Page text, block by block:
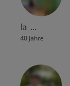
la_…
40 Jahre